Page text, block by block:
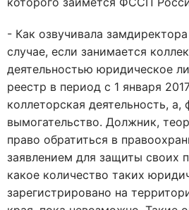
- Как озвучивала
случае, если занимается
деятельностью юридическое
реестр в период с 1 января
коллеторская деятельность, а,
вымогательство. Должник,
право обратиться в
заявлением для защиты своих
какое количество таких
зарегистрировано на